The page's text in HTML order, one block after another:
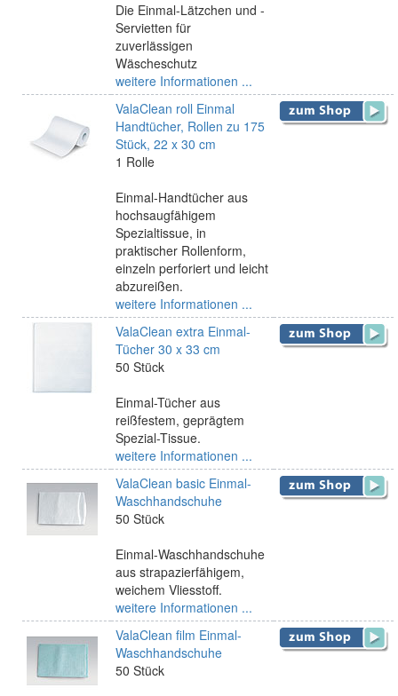
Die Einmal-Lätzchen und -
Servietten für
zuverlässigen
Wäscheschutz
weitere Informationen ...
ValaClean roll Einmal
Handtücher, Rollen zu 175
Stück, 22 x 30 cm
1 Rolle
Einmal-Handtücher aus
hochsaugfähigem
Spezialtissue, in
praktischer Rollenform,
einzeln perforiert und leicht
abzureißen.
weitere Informationen ...
ValaClean extra Einmal-
Tücher 30 x 33 cm
50 Stück
Einmal-Tücher aus
reißfestem, geprägtem
Spezial-Tissue.
weitere Informationen ...
ValaClean basic Einmal-
Waschhandschuhe
50 Stück
Einmal-Waschhandschuhe
aus strapazierfähigem,
weichem Vliesstoff.
weitere Informationen ...
ValaClean film Einmal-
Waschhandschuhe
50 Stück